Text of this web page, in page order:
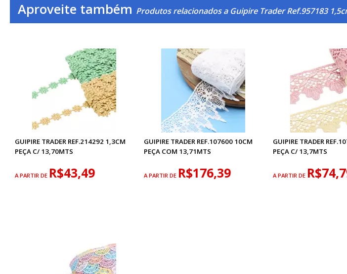
Aproveite também Produtos relacionados a Guipire Trader Ref.957183
GUIPIRE TRADER REF.214292 1,3CM
PEÇA C/ 13,70MTS
A PARTIR DE R$43,49
GUIPIRE TRADER REF.107600 10CM
PEÇA COM 13,71MTS
A PARTIR DE R$176,39
GUIPIRE TRADER
PEÇA C/ 13,7MTS
A PARTIR DE